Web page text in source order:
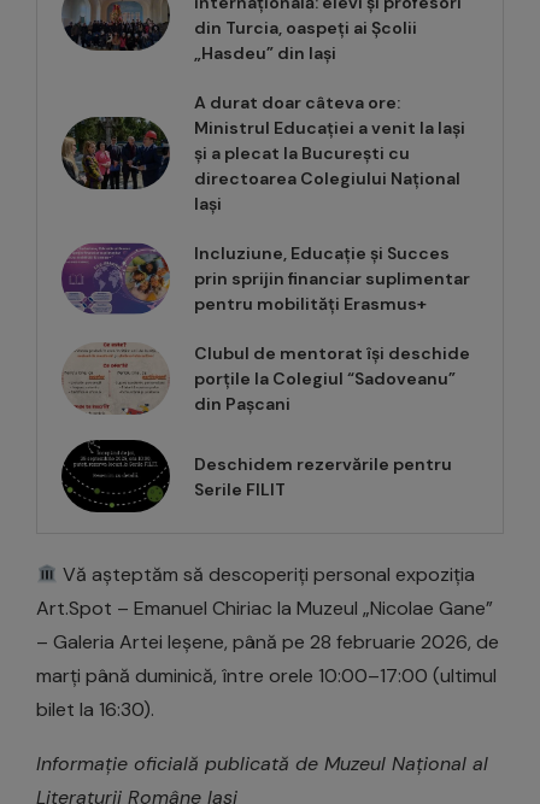
din Turcia, oaspeți ai Școlii
„Hasdeu” din Iași
A durat doar câteva ore:
Ministrul Educației a venit la Iași
și a plecat la București cu
directoarea Colegiului Național
Iași
Incluziune, Educație și Succes
prin sprijin financiar suplimentar
pentru mobilități Erasmus+
Clubul de mentorat își deschide
porțile la Colegiul “Sadoveanu”
din Pașcani
Deschidem rezervările pentru
Serile FILIT
Vă așteptăm să descoperiți personal expoziția
Art.Spot – Emanuel Chiriac la Muzeul „Nicolae Gane”
– Galeria Artei Ieșene, până pe 28 februarie 2026, de
marți până duminică, între orele 10:00–17:00 (ultimul
bilet la 16:30).
Informație oficială publicată de Muzeul Național al
Literaturii Române Iași